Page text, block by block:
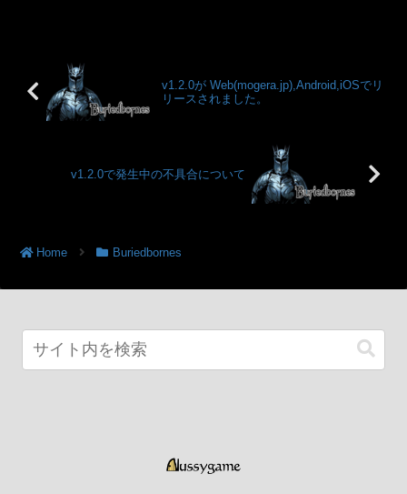
v1.2.0が Web(mogera.jp),Android,iOSでリ
リースされました。
v1.2.0で発生中の不具合について
Home Buriedbornes